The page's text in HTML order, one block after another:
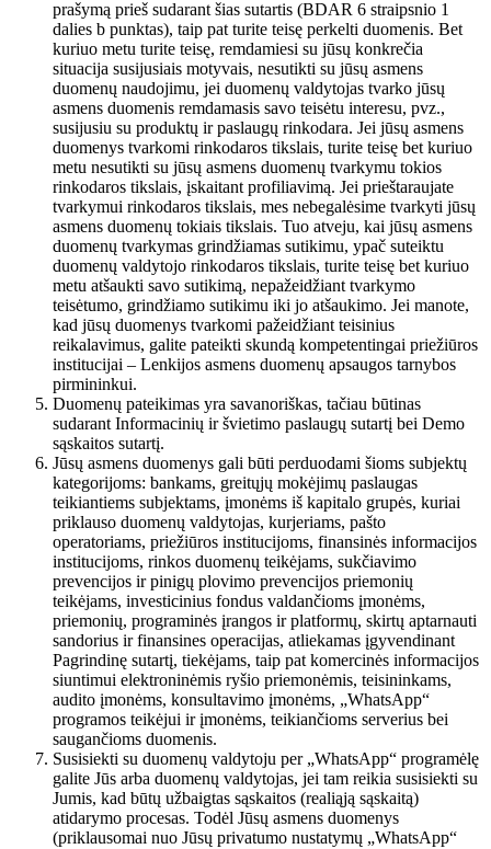
prašymą prieš sudarant šias sutartis (BDAR 6 straipsnio 1
dalies b punktas), taip pat turite teisę perkelti duomenis. Bet
kuriuo metu turite teisę, remdamiesi su jūsų konkrečia
situacija susijusiais motyvais, nesutikti su jūsų asmens
duomenų naudojimu, jei duomenų valdytojas tvarko jūsų
asmens duomenis remdamasis savo teisėtu interesu, pvz.,
susijusiu su produktų ir paslaugų rinkodara. Jei jūsų asmens
duomenys tvarkomi rinkodaros tikslais, turite teisę bet kuriuo
metu nesutikti su jūsų asmens duomenų tvarkymu tokios
rinkodaros tikslais, įskaitant profiliavimą. Jei prieštaraujate
tvarkymui rinkodaros tikslais, mes nebegalėsime tvarkyti jūsų
asmens duomenų tokiais tikslais. Tuo atveju, kai jūsų asmens
duomenų tvarkymas grindžiamas sutikimu, ypač suteiktu
duomenų valdytojo rinkodaros tikslais, turite teisę bet kuriuo
metu atšaukti savo sutikimą, nepažeidžiant tvarkymo
teisėtumo, grindžiamo sutikimu iki jo atšaukimo. Jei manote,
kad jūsų duomenys tvarkomi pažeidžiant teisinius
reikalavimus, galite pateikti skundą kompetentingai priežiūros
institucijai – Lenkijos asmens duomenų apsaugos tarnybos
pirmininkui.
Duomenų pateikimas yra savanoriškas, tačiau būtinas
sudarant Informacinių ir švietimo paslaugų sutartį bei Demo
sąskaitos sutartį.
Jūsų asmens duomenys gali būti perduodami šioms subjektų
kategorijoms: bankams, greitųjų mokėjimų paslaugas
teikiantiems subjektams, įmonėms iš kapitalo grupės, kuriai
priklauso duomenų valdytojas, kurjeriams, pašto
operatoriams, priežiūros institucijoms, finansinės informacijos
institucijoms, rinkos duomenų teikėjams, sukčiavimo
prevencijos ir pinigų plovimo prevencijos priemonių
teikėjams, investicinius fondus valdančioms įmonėms,
priemonių, programinės įrangos ir platformų, skirtų aptarnauti
sandorius ir finansines operacijas, atliekamas įgyvendinant
Pagrindinę sutartį, tiekėjams, taip pat komercinės informacijos
siuntimui elektroninėmis ryšio priemonėmis, teisininkams,
audito įmonėms, konsultavimo įmonėms, „WhatsApp“
programos teikėjui ir įmonėms, teikiančioms serverius bei
saugančioms duomenis.
Susisiekti su duomenų valdytoju per „WhatsApp“ programėlę
galite Jūs arba duomenų valdytojas, jei tam reikia susisiekti su
Jumis, kad būtų užbaigtas sąskaitos (realiąją sąskaitą)
atidarymo procesas. Todėl Jūsų asmens duomenys
(priklausomai nuo Jūsų privatumo nustatymų „WhatsApp“